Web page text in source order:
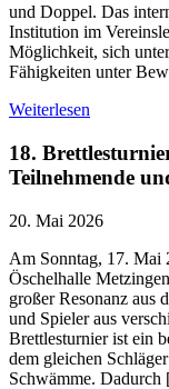
und Doppel. Das
Institution im
Möglichkeit, sich
Fähigkeiten unter
Weiterlesen
18.
Teilnehmende
20. Mai 2026
Am Sonntag, 17. Mai
Öschelhalle
großer Resonanz aus
und Spieler aus
Brettlesturnier ist ein
dem gleichen
Schwämme.